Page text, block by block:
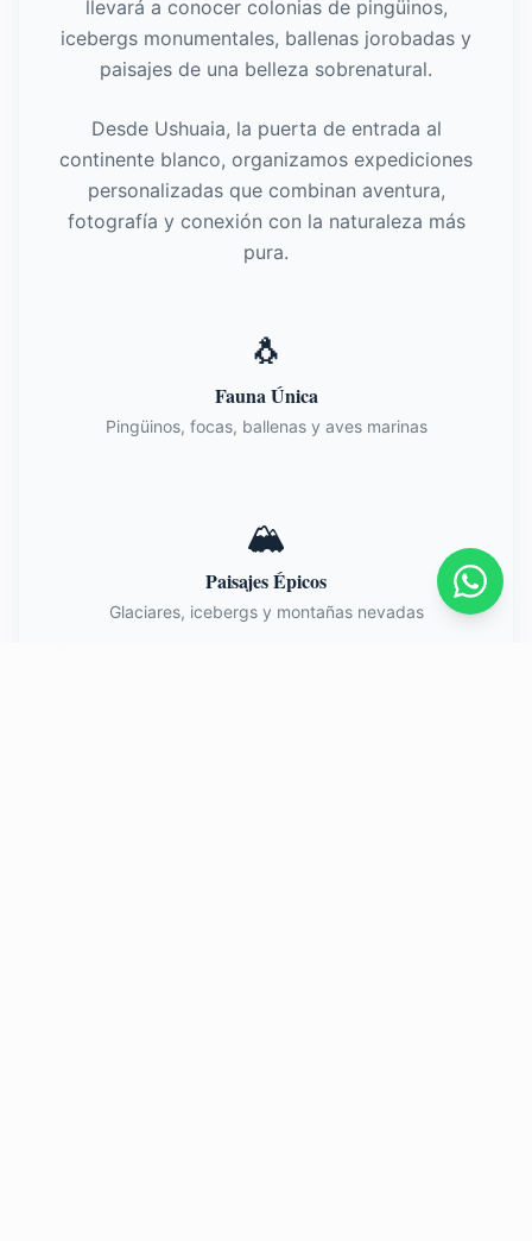
llevará a conocer colonias de pingüinos,
icebergs monumentales, ballenas jorobadas y
paisajes de una belleza sobrenatural.
Desde Ushuaia, la puerta de entrada al
continente blanco, organizamos expediciones
personalizadas que combinan aventura,
fotografía y conexión con la naturaleza más
pura.
🐧
Fauna Única
Pingüinos, focas, ballenas y aves marinas
🏔️
Paisajes Épicos
Glaciares, icebergs y montañas nevadas